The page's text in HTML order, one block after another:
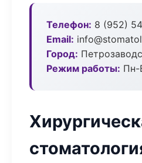
Телефон: 8 (952)
Email:
Город:
Режим работы: Пн-